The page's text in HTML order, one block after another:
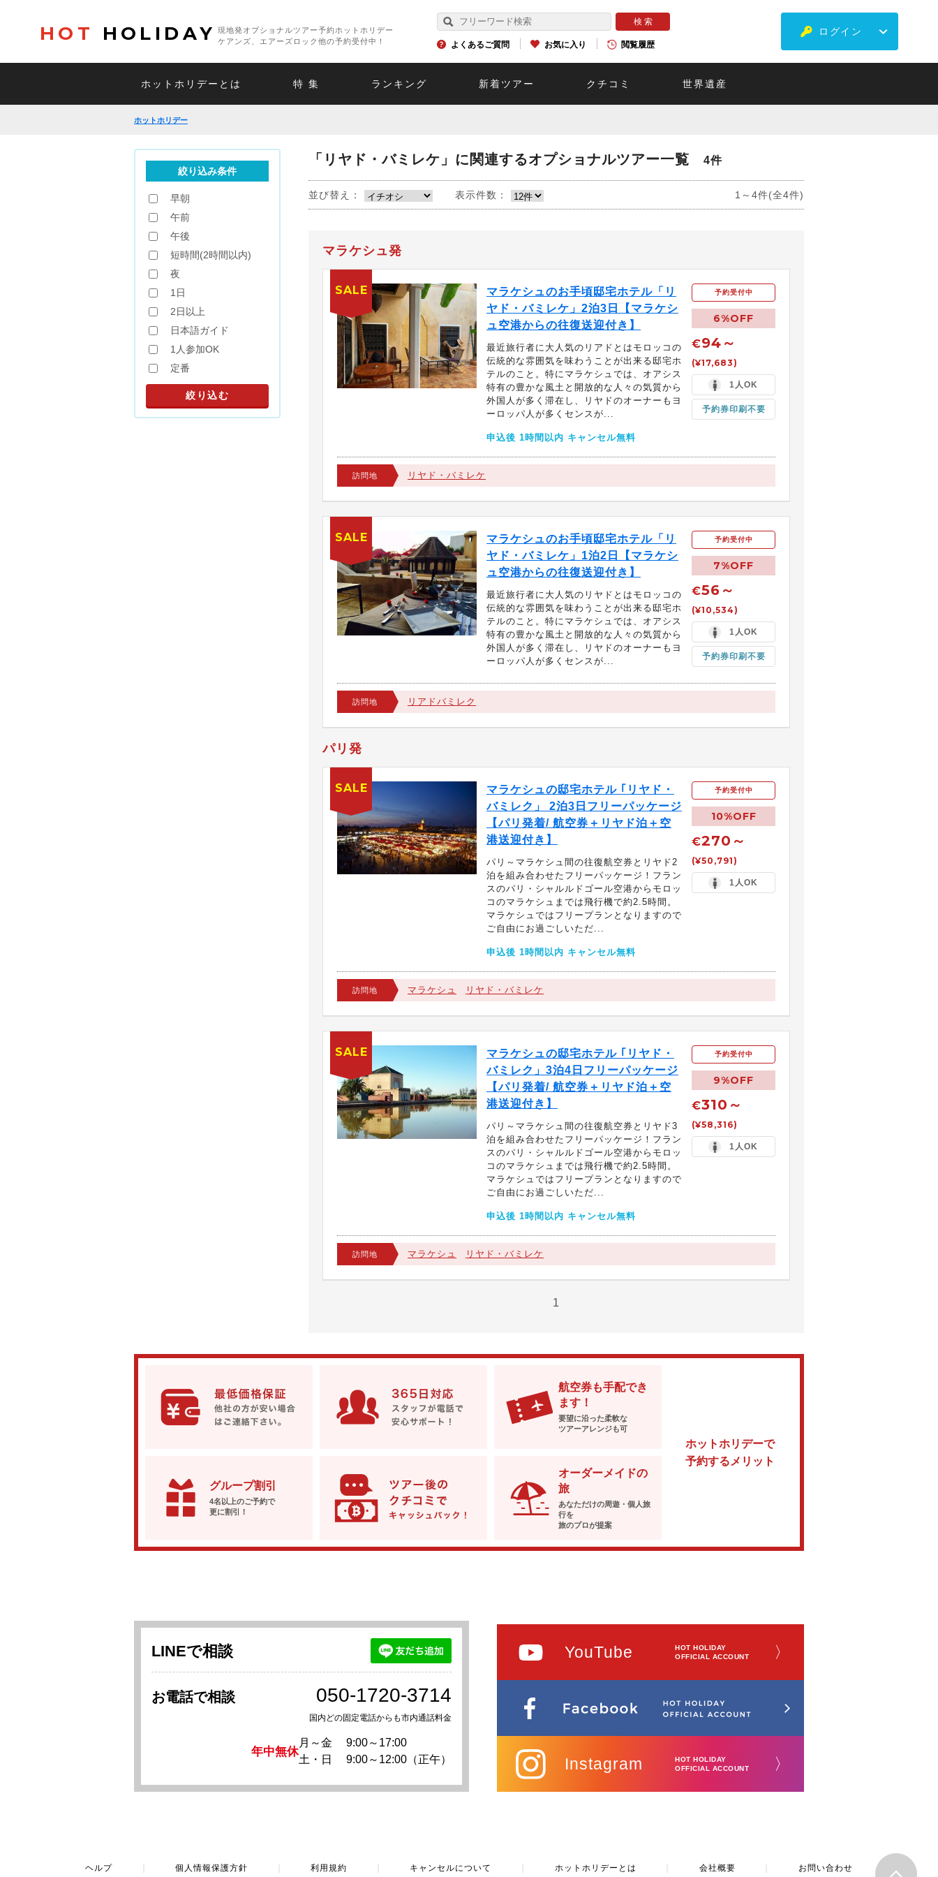
HOT HOLIDAY
現地発オプショナルツアー予約ホットホリデー
ケアンズ、エアーズロック他の予約受付中！
よくあるご質問 お気に入り 閲覧履歴
ログイン
ホットホリデーとは 特 集 ランキング 新着ツアー クチコミ 世界遺産
ホットホリデー
「リヤド・バミレケ」に関連するオプショナルツアー一覧 4件
並び替え： 表示件数： 1～4件(全4件)
マラケシュ発
マラケシュのお手頃邸宅ホテル「リ
ヤド・バミレケ」2泊3日【マラケシ
ュ空港からの往復送迎付き】
最近旅行者に大人気のリアドとはモロッコの
伝統的な雰囲気を味わうことが出来る邸宅ホ
テルのこと。特にマラケシュでは、オアシス
特有の豊かな風土と開放的な人々の気質から
外国人が多く滞在し、リヤドのオーナーもヨ
ーロッパ人が多くセンスが...
申込後 1時間以内 キャンセル無料
予約受付中
6%OFF
€94～
(¥17,683)
1人OK
予約券印刷不要
訪問地 リヤド・バミレケ
SALE
マラケシュのお手頃邸宅ホテル「リ
ヤド・バミレケ」1泊2日【マラケシ
ュ空港からの往復送迎付き】
最近旅行者に大人気のリヤドとはモロッコの
伝統的な雰囲気を味わうことが出来る邸宅ホ
テルのこと。特にマラケシュでは、オアシス
特有の豊かな風土と開放的な人々の気質から
外国人が多く滞在し、リヤドのオーナーもヨ
ーロッパ人が多くセンスが...
予約受付中
7%OFF
€56～
(¥10,534)
1人OK
予約券印刷不要
訪問地 リアドバミレク
SALE
パリ発
マラケシュの邸宅ホテル ｢リヤド・
バミレク」 2泊3日フリーパッケージ
【パリ発着/ 航空券＋リヤド泊＋空
港送迎付き】
パリ～マラケシュ間の往復航空券とリヤド2
泊を組み合わせたフリーパッケージ！フラン
スのパリ・シャルルドゴール空港からモロッ
コのマラケシュまでは飛行機で約2.5時間。
マラケシュではフリープランとなりますので
ご自由にお過ごしいただ...
申込後 1時間以内 キャンセル無料
予約受付中
10%OFF
€270～
(¥50,791)
1人OK
訪問地 マラケシュ リヤド・バミレケ
SALE
マラケシュの邸宅ホテル ｢リヤド・
バミレク」3泊4日フリーパッケージ
【パリ発着/ 航空券＋リヤド泊＋空
港送迎付き】
パリ～マラケシュ間の往復航空券とリヤド3
泊を組み合わせたフリーパッケージ！フラン
スのパリ・シャルルドゴール空港からモロッ
コのマラケシュまでは飛行機で約2.5時間。
マラケシュではフリープランとなりますので
ご自由にお過ごしいただ...
申込後 1時間以内 キャンセル無料
予約受付中
9%OFF
€310～
(¥58,316)
1人OK
訪問地 マラケシュ リヤド・バミレケ
SALE
1
絞り込み条件
早朝
午前
午後
短時間(2時間以内)
夜
1日
2日以上
日本語ガイド
1人参加OK
定番
ホットホリデーで
予約するメリット
航空券も手配でき
ます！
要望に沿った柔軟な
ツアーアレンジも可
グループ割引
4名以上のご予約で
更に割引！
オーダーメイドの
旅
あなただけの周遊・個人旅
行を
旅のプロが提案
LINEで相談
お電話で相談 050-1720-3714
国内どの固定電話からも市内通話料金
年中無休
月～金
9:00～17:00
土・日
9:00～12:00（正午）
YouTube
HOT HOLIDAY
OFFICIAL ACCOUNT
〉
Instagram
HOT HOLIDAY
OFFICIAL ACCOUNT
〉
ヘルプ 個人情報保護方針 利用規約 キャンセルについて ホットホリデーとは 会社概要 お問い合わせ